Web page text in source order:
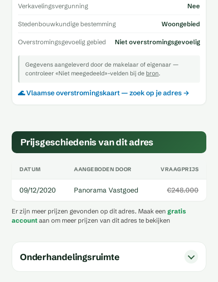
Verkavelingsvergunning Nee
Stedenbouwkundige bestemming Woongebied
Overstromingsgevoelig gebied Niet overstromingsgevoelig
Gegevens aangeleverd door de makelaar of eigenaar —
controleer «Niet meegedeeld»-velden bij de bron.
🌊 Vlaamse overstromingskaart — zoek op je adres →
Prijsgeschiedenis van dit adres
DATUM AANGEBODEN DOOR VRAAGPRIJS
09/12/2020 Panorama Vastgoed €248.000
Er zijn meer prijzen gevonden op dit adres. Maak een gratis
accountaan om meer prijzen van dit adres te bekijken
Onderhandelingsruimte